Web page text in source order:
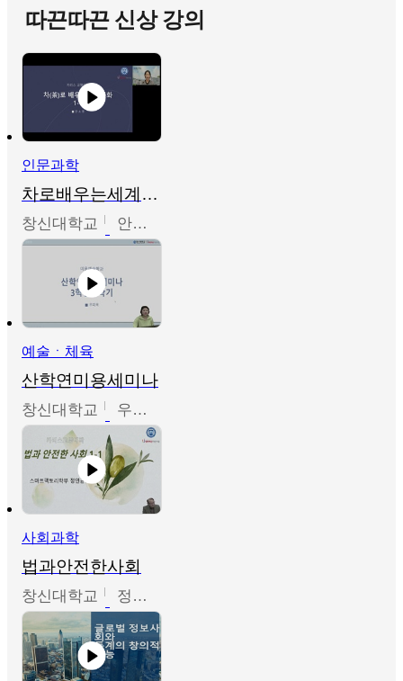
따끈따끈 신상 강의
인문과학
차로배우는세계문화
창신대학교 안소영
예술ㆍ체육
산학연미용세미나
창신대학교 우미옥,오윤경,박선이
사회과학
법과안전한사회
창신대학교 정연균